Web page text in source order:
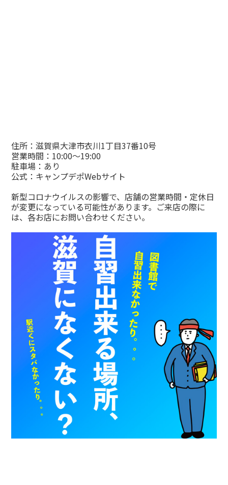
住所：滋賀県大津市衣川1丁目37番10号
営業時間：10:00〜19:00
駐車場：あり
公式： キャンプデポWebサイト
新型コロナウイルスの影響で、店舗の営業時間・定休日
が変更になっている可能性があります。ご来店の際に
は、各お店にお問い合わせください。